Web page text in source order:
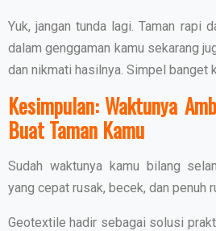
Yuk, jangan tunda lagi. Taman rapi
dalam genggaman kamu sekarang
dan nikmati hasilnya. Simpel banget
Kesimpulan: Waktunya
Buat Taman Kamu
Sudah waktunya kamu bilang
yang cepat rusak, becek, dan penuh
Geotextile hadir sebagai solusi